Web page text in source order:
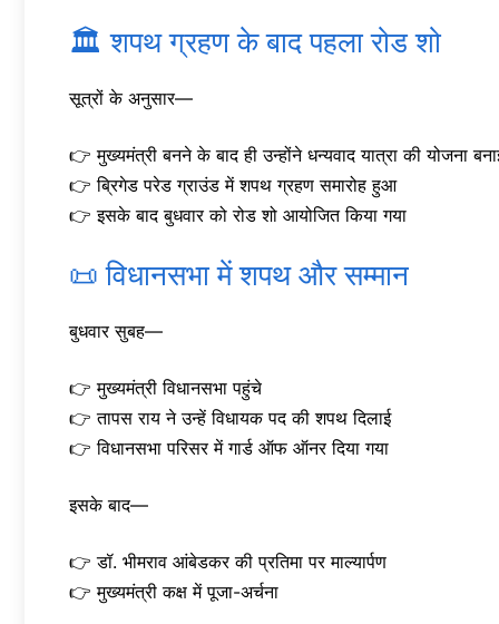
🏛️ शपथ ग्रहण के बाद पहला रोड शो
सूत्रों के अनुसार—
👉 मुख्यमंत्री बनने के बाद ही उन्होंने धन्यवाद यात्रा की योजना
👉 ब्रिगेड परेड ग्राउंड में शपथ ग्रहण समारोह हुआ
👉 इसके बाद बुधवार को रोड शो आयोजित किया गया
📜 विधानसभा में शपथ और सम्मान
बुधवार सुबह—
👉 मुख्यमंत्री विधानसभा पहुंचे
👉 तापस राय ने उन्हें विधायक पद की शपथ दिलाई
👉 विधानसभा परिसर में गार्ड ऑफ ऑनर दिया गया
इसके बाद—
👉 डॉ. भीमराव आंबेडकर की प्रतिमा पर माल्यार्पण
👉 मुख्यमंत्री कक्ष में पूजा-अर्चना